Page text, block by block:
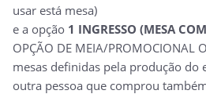
usar está mesa)
e a opção 1 INGRESSO (MESA
OPÇÃO DE MEIA/PROMOCIONAL
mesas definidas pela produção do
outra pessoa que comprou